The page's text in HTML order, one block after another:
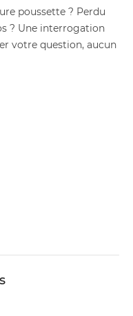
poussette ? Perdu
? Une interrogation
votre question, aucun